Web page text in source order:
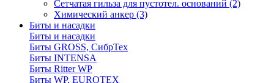
Сетчатая гильза для пустотел. оснований (2)
Химический анкер (3)
Биты и насадки
Биты и насадки
Биты GROSS, СибрТех
Биты INTENSA
Биты Ritter WP
Биты WP, EUROTEX